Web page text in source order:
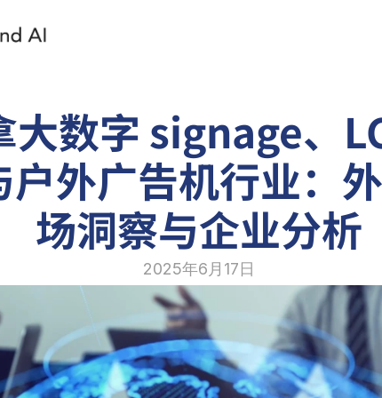
大数字 signage、
户外广告机行业：
场洞察与企业分析
2025年6月17日